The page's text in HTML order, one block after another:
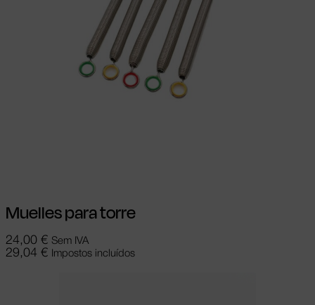
Muelles para torre
24,00 € Sem IVA
29,04 € Impostos incluídos